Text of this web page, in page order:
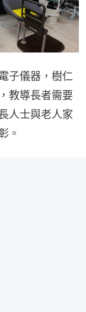
子儀器，樹仁
教導長者需要
人士與老人家
。